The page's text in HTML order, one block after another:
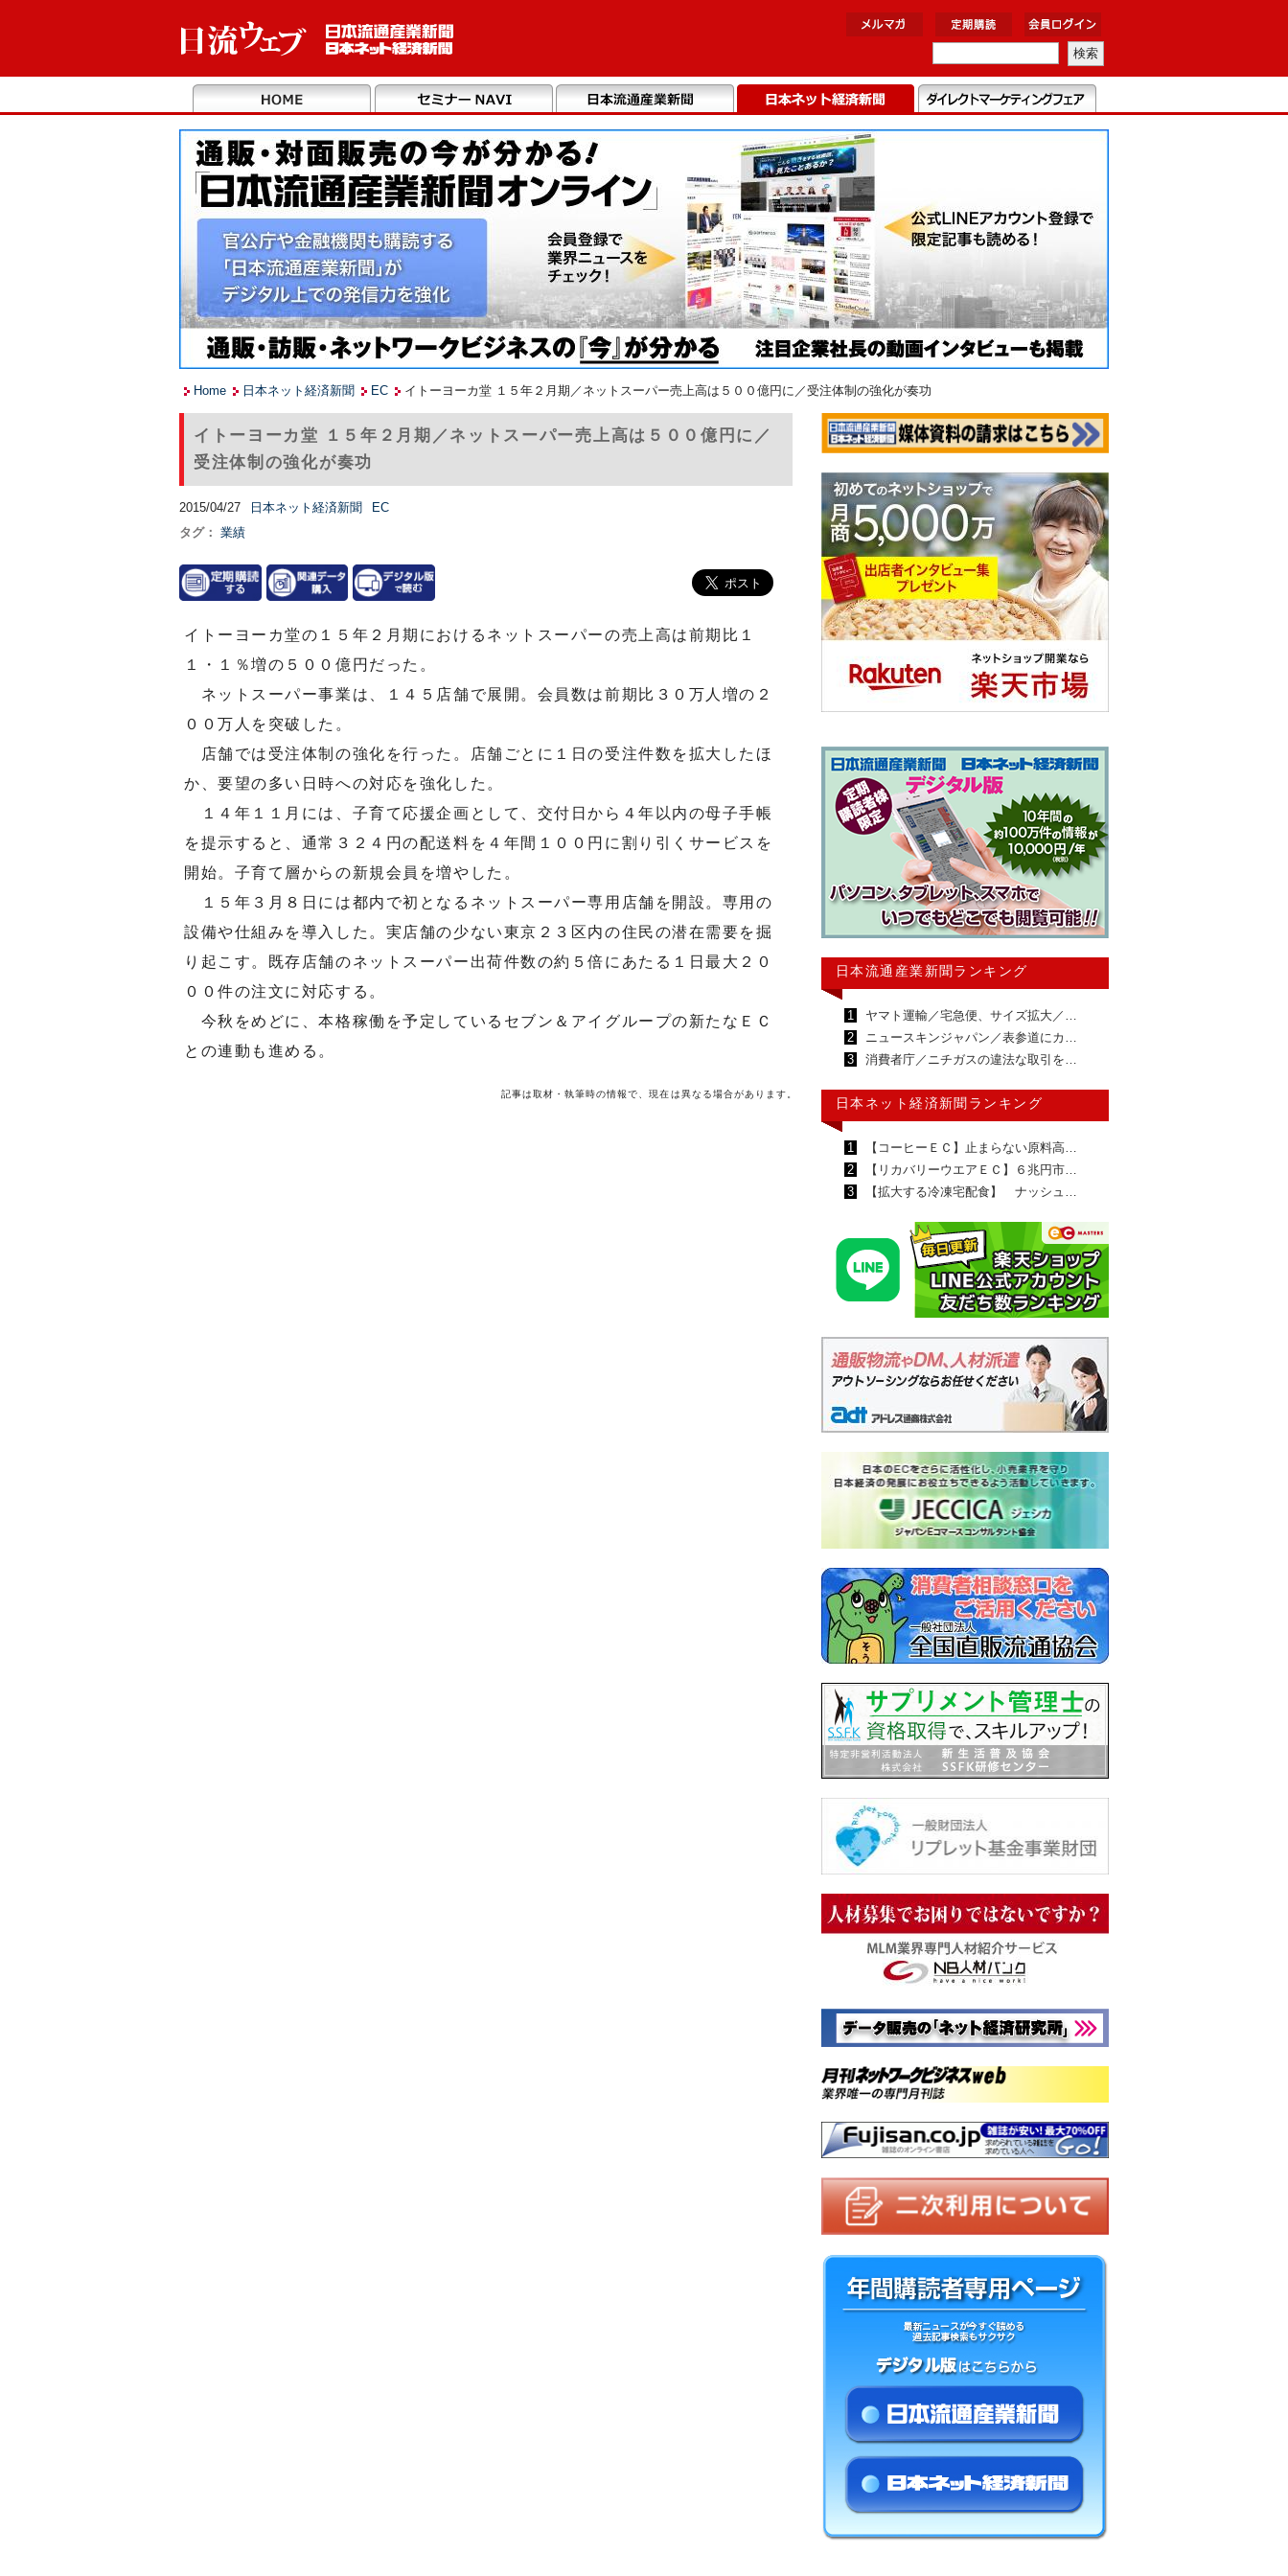
Home 日本ネット経済新聞 EC イトーヨーカ堂 １５年２月期／ネットスーパー売上高は５００億円に／受注体制の強化が奏功
イトーヨーカ堂 １５年２月期／ネットスーパー売上高は５００億円に／
受注体制の強化が奏功
2015/04/27 日本ネット経済新聞
EC
タグ： 業績
イトーヨーカ堂の１５年２月期におけるネットスーパーの売上高は前期比１
１・１％増の５００億円だった。
ネットスーパー事業は、１４５店舗で展開。会員数は前期比３０万人増の２
００万人を突破した。
店舗では受注体制の強化を行った。店舗ごとに１日の受注件数を拡大したほ
か、要望の多い日時への対応を強化した。
１４年１１月には、子育て応援企画として、交付日から４年以内の母子手帳
を提示すると、通常３２４円の配送料を４年間１００円に割り引くサービスを
開始。子育て層からの新規会員を増やした。
１５年３月８日には都内で初となるネットスーパー専用店舗を開設。専用の
設備や仕組みを導入した。実店舗の少ない東京２３区内の住民の潜在需要を掘
り起こす。既存店舗のネットスーパー出荷件数の約５倍にあたる１日最大２０
００件の注文に対応する。
今秋をめどに、本格稼働を予定しているセブン＆アイグループの新たなＥＣ
との連動も進める。
記事は取材・執筆時の情報で、現在は異なる場合があります。
日本流通産業新聞ランキング
1
ヤマト運輸／宅急便、サイズ拡大／…
2
ニュースキンジャパン／表参道にカ…
3
消費者庁／ニチガスの違法な取引を…
日本ネット経済新聞ランキング
1
【コーヒーＥＣ】止まらない原料高…
2
【リカバリーウエアＥＣ】６兆円市…
3
【拡大する冷凍宅配食】 ナッシュ…